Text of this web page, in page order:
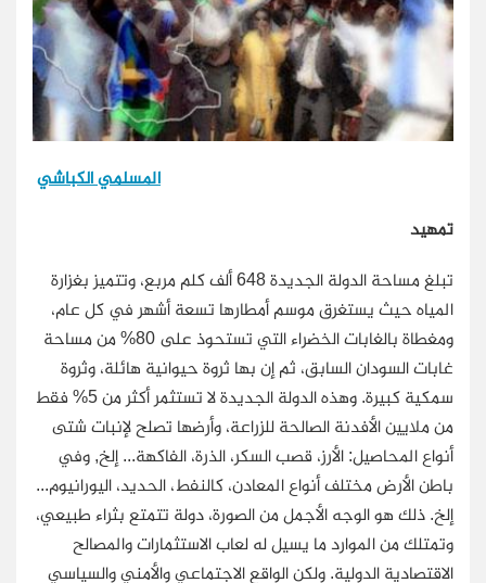
المسلمي الكباشي
تمهيد
تبلغ مساحة الدولة الجديدة 648 ألف كلم مربع، وتتميز بغزارة
المياه حيث يستغرق موسم أمطارها تسعة أشهر في كل عام،
ومغطاة بالغابات الخضراء التي تستحوذ على 80% من مساحة
غابات السودان السابق، ثم إن بها ثروة حيوانية هائلة، وثروة
سمكية كبيرة. وهذه الدولة الجديدة لا تستثمر أكثر من 5% فقط
من ملايين الأفدنة الصالحة للزراعة، وأرضها تصلح لإنبات شتى
أنواع المحاصيل: الأرز، قصب السكر، الذرة، الفاكهة... إلخ, وفي
باطن الأرض مختلف أنواع المعادن، كالنفط، الحديد، اليورانيوم...
إلخ. ذلك هو الوجه الأجمل من الصورة، دولة تتمتع بثراء طبيعي،
وتمتلك من الموارد ما يسيل له لعاب الاستثمارات والمصالح
الاقتصادية الدولية. ولكن الواقع الاجتماعي والأمني والسياسي